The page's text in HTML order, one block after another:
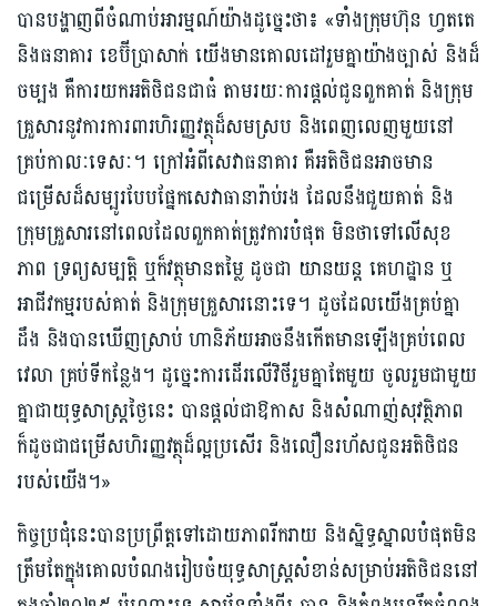
បានបង្ហាញពីចំណាប់អារម្មណ៍យ៉ាងដូច្នេះថា៖ «ទាំងក្រុមហ៊ុន ហ្វតតេ
និងធនាគារ ខេប៊ីប្រាសាក់ យើងមានគោលដៅរួមគ្នាយ៉ាងច្បាស់ និងដ៏
ចម្បង គឺការយកអតិថិជនជាធំ តាមរយៈការផ្តល់ជូនពួកគាត់ និងក្រុម
គ្រួសារនូវការការពារហិរញ្ញវត្ថុដ៏សមស្រប និងពេញលេញមួយនៅ
គ្រប់កាលៈទេសៈ។ ក្រៅអំពីសេវាធនាគារ គឺអតិថិជនអាចមាន
ជម្រើសដ៏សម្បូរបែបផ្នែកសេវាធានារ៉ាប់រង ដែលនឹងជួយគាត់ និង
ក្រុមគ្រួសារនៅពេលដែលពួកគាត់ត្រូវការបំផុត មិនថាទៅលើសុខ
ភាព ទ្រព្យសម្បត្តិ ឬក៏វត្ថុមានតម្លៃ ដូចជា យានយន្ត គេហដ្ឋាន ឬ
អាជីវកម្មរបស់គាត់ និងក្រុមគ្រួសារនោះទេ។ ដូចដែលយើងគ្រប់គ្នា
ដឹង និងបានឃើញស្រាប់ ហានិភ័យអាចនឹងកើតមានឡើងគ្រប់ពេល
វេលា គ្រប់ទីកន្លែង។ ដូច្នេះការដើរលើវិថីរួមគ្នាតែមួយ ចូលរួមជាមួយ
គ្នាជាយុទ្ធសាស្ត្រថ្ងៃនេះ បានផ្តល់ជាឱកាស និងសំណាញ់សុវត្ថិភាព
ក៏ដូចជាជម្រើសហិរញ្ញវត្ថុដ៏ល្អប្រសើរ និងលឿនរហ័សជូនអតិថិជន
របស់យើង។»
កិច្ចប្រជុំនេះបានប្រព្រឹត្តទៅដោយភាពរីករាយ និងសិ្នទ្ធស្នាលបំផុតមិន
ត្រឹមតែក្នុងគោលបំណងរៀបចំយុទ្ធសាស្រ្តសំខាន់សម្រាប់អតិថិជននៅ